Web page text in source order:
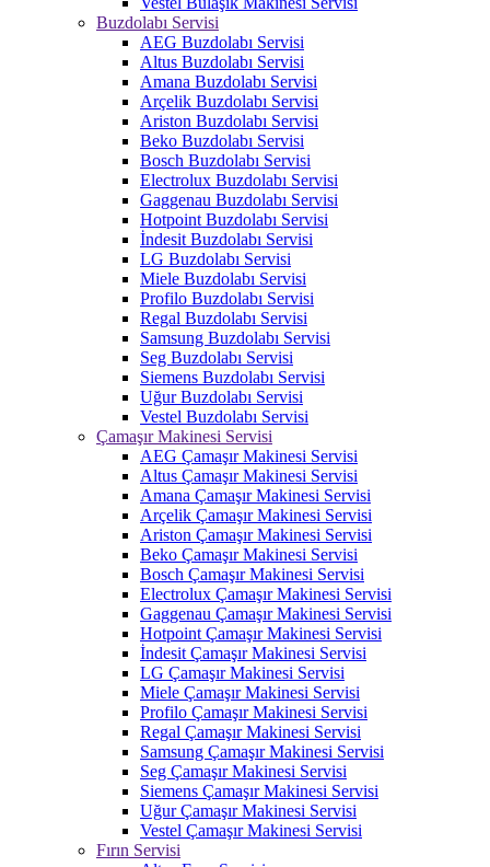
Buzdolabı Servisi
AEG Buzdolabı Servisi
Altus Buzdolabı Servisi
Amana Buzdolabı Servisi
Arçelik Buzdolabı Servisi
Ariston Buzdolabı Servisi
Beko Buzdolabı Servisi
Bosch Buzdolabı Servisi
Electrolux Buzdolabı Servisi
Gaggenau Buzdolabı Servisi
Hotpoint Buzdolabı Servisi
İndesit Buzdolabı Servisi
LG Buzdolabı Servisi
Miele Buzdolabı Servisi
Profilo Buzdolabı Servisi
Regal Buzdolabı Servisi
Samsung Buzdolabı Servisi
Seg Buzdolabı Servisi
Siemens Buzdolabı Servisi
Uğur Buzdolabı Servisi
Vestel Buzdolabı Servisi
Çamaşır Makinesi Servisi
AEG Çamaşır Makinesi Servisi
Altus Çamaşır Makinesi Servisi
Amana Çamaşır Makinesi Servisi
Arçelik Çamaşır Makinesi Servisi
Ariston Çamaşır Makinesi Servisi
Beko Çamaşır Makinesi Servisi
Bosch Çamaşır Makinesi Servisi
Electrolux Çamaşır Makinesi Servisi
Gaggenau Çamaşır Makinesi Servisi
Hotpoint Çamaşır Makinesi Servisi
İndesit Çamaşır Makinesi Servisi
LG Çamaşır Makinesi Servisi
Miele Çamaşır Makinesi Servisi
Profilo Çamaşır Makinesi Servisi
Regal Çamaşır Makinesi Servisi
Samsung Çamaşır Makinesi Servisi
Seg Çamaşır Makinesi Servisi
Siemens Çamaşır Makinesi Servisi
Uğur Çamaşır Makinesi Servisi
Vestel Çamaşır Makinesi Servisi
Fırın Servisi